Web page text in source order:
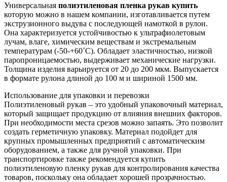
Универсальная полиэтиленовая пленка рукав купить
которую можно в нашем компании, изготавливается путем
экструзионного выдува с последующей намоткой в рулон.
Она характеризуется устойчивостью к ультрафиолетовым
лучам, влаге, химическим веществам и экстремальным
температурам (-50-+60˚С). Обладает эластичностью, низкой
паропроницаемостью, выдерживает механические нагрузки.
Толщина изделия варьируется от 20 до 200 мкм. Выпускается
в формате рулона длиной до 100 м и шириной 1500 мм.
Использование для упаковки и перевозки
Полиэтиленовый рукав – это удобный упаковочный материал,
который защищает продукцию от влияния внешних факторов.
При необходимости места срезов можно запаять. Это позволит
создать герметичную упаковку. Материал подойдет для
крупных промышленных предприятий с автоматическим
оборудованием, а также для ручной упаковки. При
транспортировке также рекомендуется купить
полиэтиленовую пленку рукав для контролирования качества
товаров, поскольку она обладает хорошей прозрачностью.